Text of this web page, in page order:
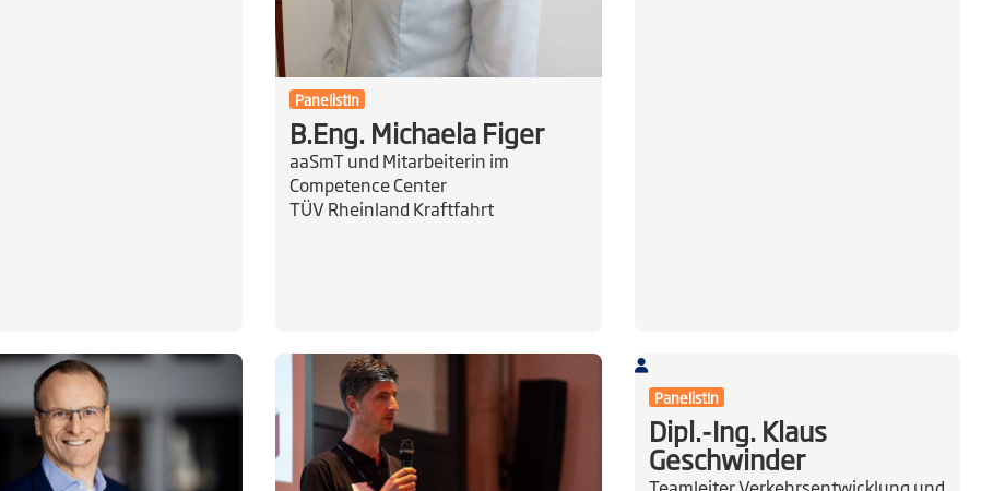
PanelistIn
B.Eng. Michaela Figer
aaSmT und Mitarbeiterin im
Competence Center
TÜV Rheinland Kraftfahrt
PanelistIn
Dipl.-Ing. Klaus
Geschwinder